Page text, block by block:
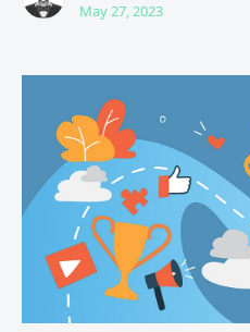
May 27, 2023